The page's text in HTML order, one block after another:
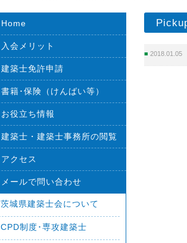
2018.01.05
Home
入会メリット
建築士免許申請
書籍･保険（けんばい等）
お役立ち情報
建築士・建築士事務所の閲覧
アクセス
メールで問い合わせ
茨城県建築士会について
CPD制度･専攻建築士